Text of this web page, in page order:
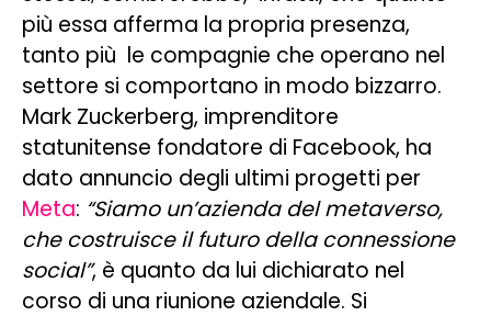
più essa afferma la propria presenza,
tanto più le compagnie che operano nel
settore si comportano in modo bizzarro.
Mark Zuckerberg, imprenditore
statunitense fondatore di Facebook, ha
dato annuncio degli ultimi progetti per
Meta: “Siamo un’azienda del metaverso,
che costruisce il futuro della connessione
social”, è quanto da lui dichiarato nel
corso di una riunione aziendale. Si